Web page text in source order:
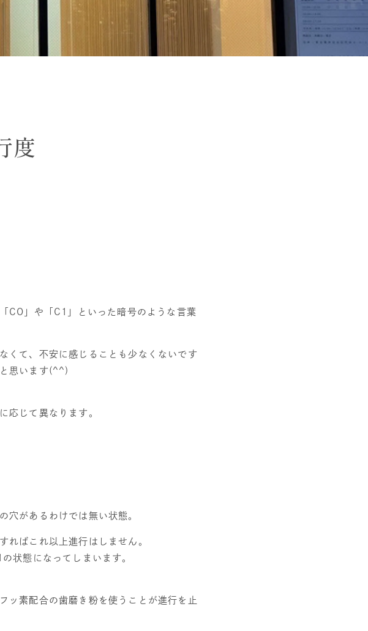
度
CO 」や「 C1 」といった暗号のような言葉
くて、不安に感じることも少なくないです
思います (^^)
応じて異なります。
穴があるわけでは無い状態。
ればこれ以上進行はしません。
の状態になってしまいます。
ッ素配合の歯磨き粉を使うことが進行を止